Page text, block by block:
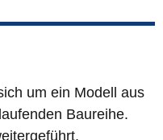
um ein Modell aus
Baureihe.